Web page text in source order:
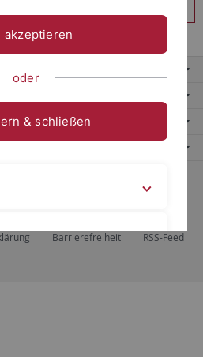
Tübingen, Tübingen
Barrierefreiheit RSS-Feed
akzeptieren
oder
& schließen